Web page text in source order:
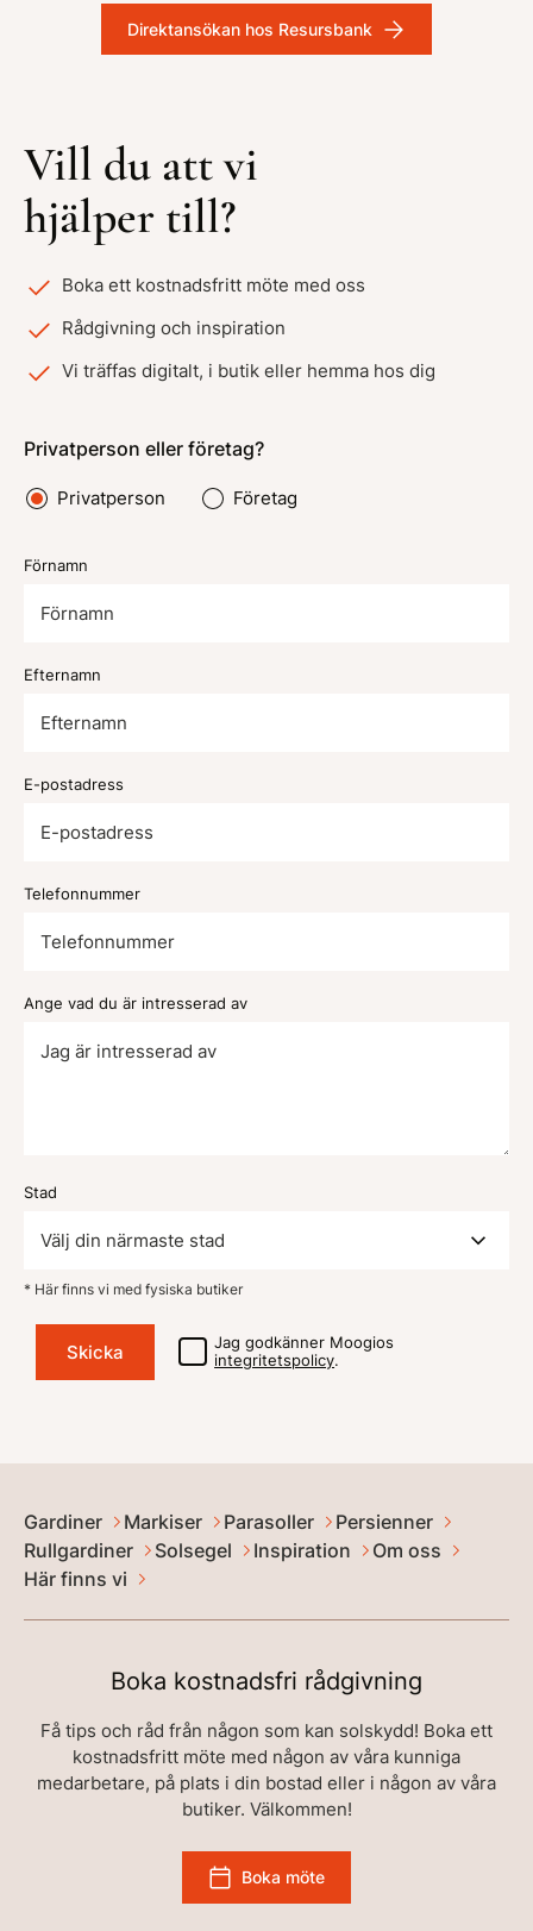
Direktansökan hos Resursbank
Vill du att vi
hjälper till?
Boka ett kostnadsfritt möte med oss
Rådgivning och inspiration
Vi träffas digitalt, i butik eller hemma hos dig
Privatperson eller företag?
Privatperson Företag
Förnamn
Efternamn
E-postadress
Telefonnummer
Ange vad du är intresserad av
Stad
* Här finns vi med fysiska butiker
Jag godkänner Moogios
integritetspolicy.
Boka kostnadsfri rådgivning
Få tips och råd från någon som kan solskydd! Boka ett
kostnadsfritt möte med någon av våra kunniga
medarbetare, på plats i din bostad eller i någon av våra
butiker. Välkommen!
Boka möte
Gardiner Markiser Parasoller
Persienner
Rullgardiner
Solsegel Inspiration
Om oss
Här finns vi